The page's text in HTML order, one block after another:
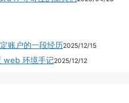
账户的一段经历2025/12/15
web 环境手记2025/12/12